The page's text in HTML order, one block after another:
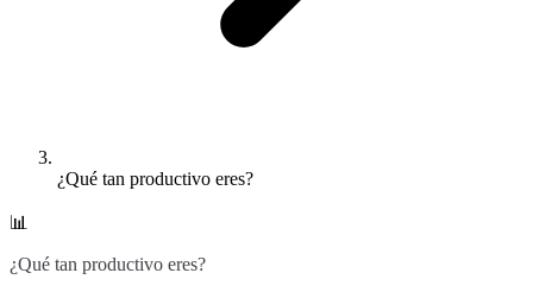
¿Qué tan productivo eres?
📊
¿Qué tan productivo eres?